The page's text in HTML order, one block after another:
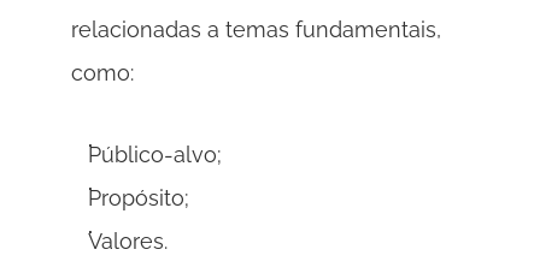
relacionadas a temas fundamentais,
como:
Público-alvo;
Propósito;
Valores.